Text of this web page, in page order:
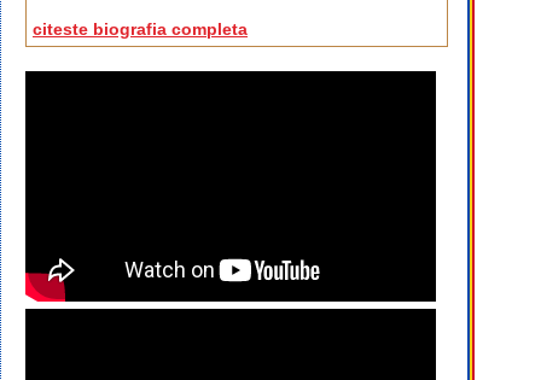
citeste biografia completa